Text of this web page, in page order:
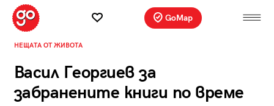
GoMap
НЕЩАТА ОТ ЖИВОТА
Васил Георгиев за
забранените книги по време